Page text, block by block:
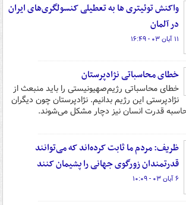
واکنش توئیتری ها به تعطیلی کنسولگری‌های ایران
در آلمان
۱۱ آبان ۰۳ - ۱۶:۴۹
خطای محاسباتی نژادپرستان
خطای محاسباتی رژیم‌صهیونیستی را باید منبعث از
نژادپرستی این رژیم بدانیم. نژادپرستان چون دیگران
قدرت انسان نیز دچار مشکل می‌شوند.
ظریف: مردم ما ثابت کرده‌اند که می‌توانند
قدرتمندان زورگوی جهانی را پشیمان کنند
۶ آبان ۰۳ - ۱۰:۰۹